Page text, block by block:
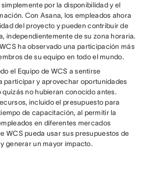
por la disponibilidad y el
Con Asana, los empleados ahora
del proyecto y pueden contribuir de
independientemente de su zona horaria.
ha observado una participación más
de su equipo en todo el mundo.
el Equipo de WCS a sentirse
participar y aprovechar oportunidades
quizás no hubieran conocido antes.
incluido el presupuesto para
de capacitación, al permitir la
en diferentes mercados
WCS pueda usar sus presupuestos de
generar un mayor impacto.